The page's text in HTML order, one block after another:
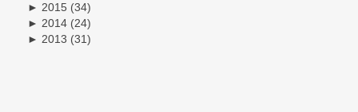
► 2015 (34)
► 2014 (24)
► 2013 (31)